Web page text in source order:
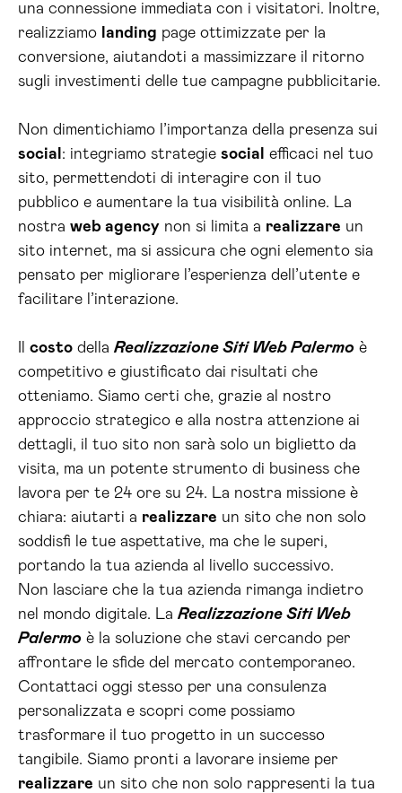
una connessione immediata con i visitatori. Inoltre,
realizziamo landing page ottimizzate per la
conversione, aiutandoti a massimizzare il ritorno
sugli investimenti delle tue campagne pubblicitarie.
Non dimentichiamo l’importanza della presenza sui
social : integriamo strategie social
efficaci nel tuo
sito, permettendoti di interagire con il tuo
pubblico e aumentare la tua visibilità online. La
nostra web agency non si limita a realizzare un
sito internet, ma si assicura che ogni elemento sia
pensato per migliorare l’esperienza dell’utente e
facilitare l’interazione.
costo della Realizzazione Siti Web Palermo è
competitivo e giustificato dai risultati che
otteniamo. Siamo certi che, grazie al nostro
approccio strategico e alla nostra attenzione ai
dettagli, il tuo sito non sarà solo un biglietto da
visita, ma un potente strumento di business che
lavora per te 24 ore su 24. La nostra missione è
chiara: aiutarti a realizzare un sito che non solo
soddisfi le tue aspettative, ma che le superi,
portando la tua azienda al livello successivo.
Non lasciare che la tua azienda rimanga indietro
nel mondo digitale. La Realizzazione Siti Web
Palermo è la soluzione che stavi cercando per
affrontare le sfide del mercato contemporaneo.
Contattaci oggi stesso per una consulenza
personalizzata e scopri come possiamo
trasformare il tuo progetto in un successo
tangibile. Siamo pronti a lavorare insieme per
realizzare un sito che non solo rappresenti la tua